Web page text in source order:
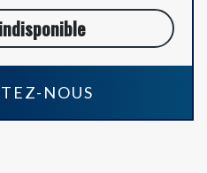
indisponible
NOUS